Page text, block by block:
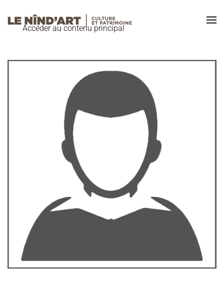
Accéder au contenu principal